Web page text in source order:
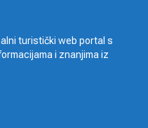
turistički web portal s
i znanjima iz